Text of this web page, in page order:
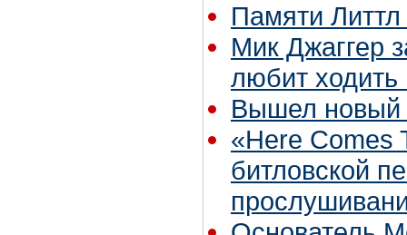
Памяти
Мик Джаггер
любит ходить
Вышел новый
«Here Comes
битловской